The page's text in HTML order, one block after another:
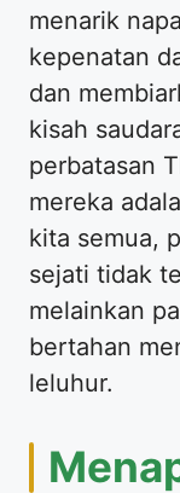
menarik
kepenatan
dan
kisah
perbatasan
mereka
kita semua,
sejati tidak
melainkan
bertahan
leluhur.